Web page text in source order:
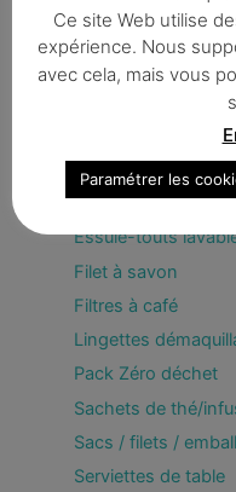
Divers
Trousses
Couvercles
Eponges
Essuie-touts
Filet à savon
Filtres à café
Lingettes
Pack Zéro déchet
Sachets de thé/
Sacs / filets /
Serviettes de table
Ce site Web utilise
expérience. Nous
avec cela, mais vous
Paramétrer les